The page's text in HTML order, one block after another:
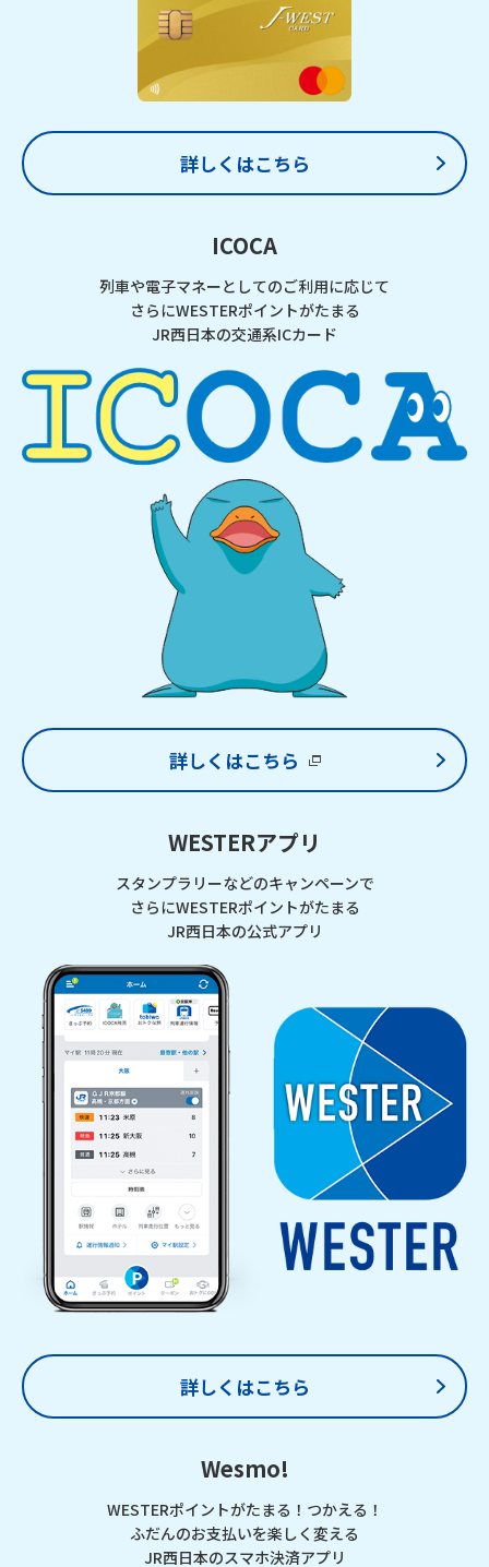
詳しくはこちら
ICOCA
列車や電子マネーとしてのご利用に応じて
さらにWESTERポイントがたまる
JR西日本の交通系ICカード
詳しくはこちら
WESTERアプリ
スタンプラリーなどのキャンペーンで
さらにWESTERポイントがたまる
JR西日本の公式アプリ
詳しくはこちら
Wesmo!
WESTERポイントがたまる！つかえる！
ふだんのお支払いを楽しく変える
JR西日本のスマホ決済アプリ